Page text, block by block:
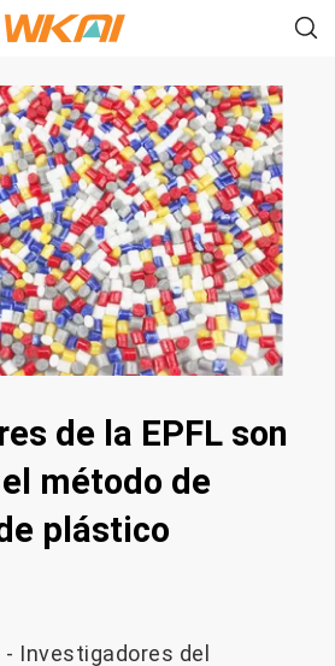
de la EPFL son
método de
plástico
- Investigadores del